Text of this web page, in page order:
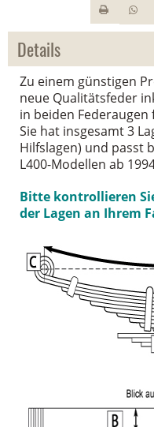
Details
Zu einem günstigen
neue Qualitätsfeder
in beiden
Sie hat insgesamt 3
Hilfslagen) und passt
L400-Modellen ab
Bitte kontrollieren
der Lagen an Ihrem